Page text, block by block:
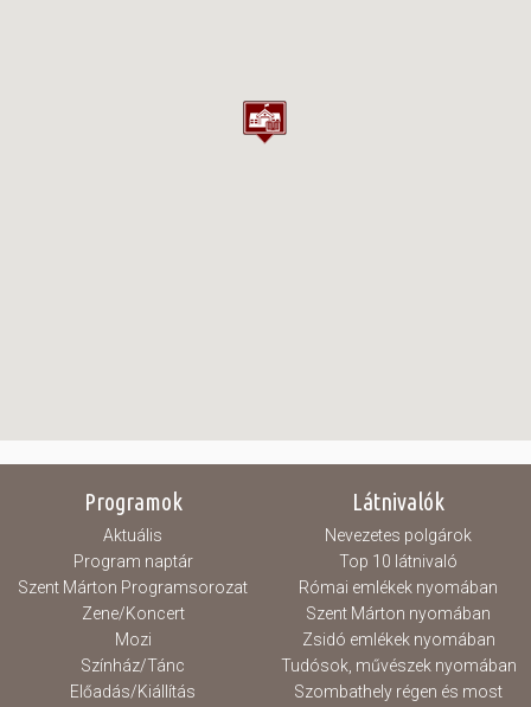
Programok
Aktuális
Program naptár
Szent Márton Programsorozat
Zene/Koncert
Mozi
Színház/Tánc
Előadás/Kiállítás
Látnivalók
Nevezetes polgárok
Top 10 látnivaló
Római emlékek nyomában
Szent Márton nyomában
Zsidó emlékek nyomában
Tudósok, művészek nyomában
Szombathely régen és most